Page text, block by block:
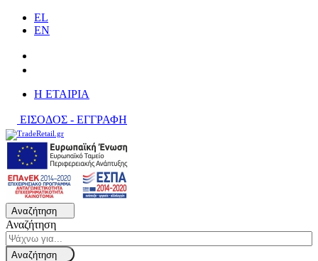
EL
EN
H ΕΤΑΙΡΙΑ
ΕΙΣΟΔΟΣ - ΕΓΓΡΑΦΗ
Αναζήτηση
Αναζήτηση
Αναζήτηση